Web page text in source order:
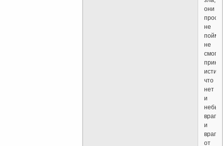
они
не
не
смогут
что
нет
и
врагов
и
враги
от